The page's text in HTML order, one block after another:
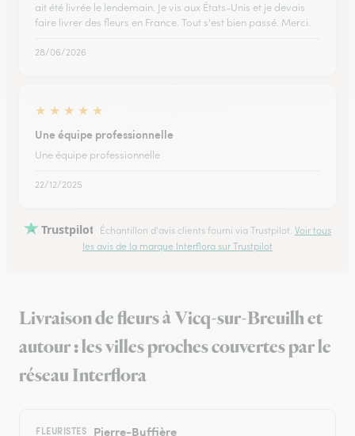
ait été livrée le lendemain. Je vis aux États-Unis et je devais
faire livrer des fleurs en France. Tout s'est bien passé. Merci.
28/06/2026
★ ★ ★ ★ ★
Une équipe professionnelle
Une équipe professionnelle
22/12/2025
Trustpilot Échantillon d'avis clients fourni via Trustpilot. Voir tous
les avis de la marque Interflora sur Trustpilot
Livraison de fleurs à Vicq-sur-Breuilh et
autour : les villes proches couvertes par le
réseau Interflora
FLEURISTES Pierre-Buffière